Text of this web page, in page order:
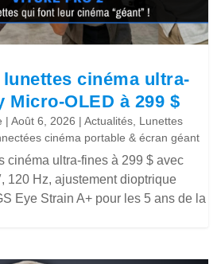
lunettes cinéma ultra-
Micro-OLED à 299 $
|Août 6, 2026 |Actualités Lunettes
cinéma portable & écran géant
cinéma ultra-fines à 299 $ avec
120 Hz, ajustement dioptrique
Eye Strain A+ pour les 5 ans de la